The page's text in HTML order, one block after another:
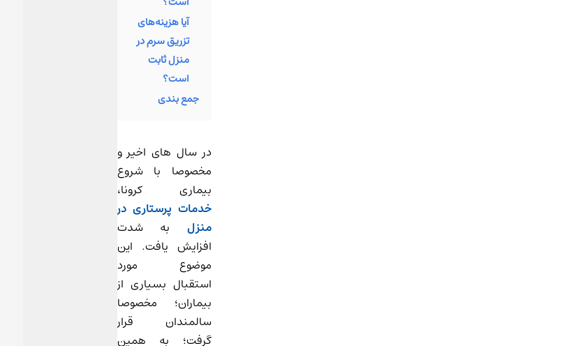
آیا هزینه‌های
تزریق سرم در
منزل ثابت
است؟
جمع بندی
در سال های اخیر و
مخصوصا با شروع
بیماری کرونا،
خدمات پرستاری‌ در
منزل‌ به شدت
افزایش یافت. این
موضوع مورد
استقبال بسیاری از
بیماران؛ مخصوصا
سالمندان قرار
گرفت؛ به همین